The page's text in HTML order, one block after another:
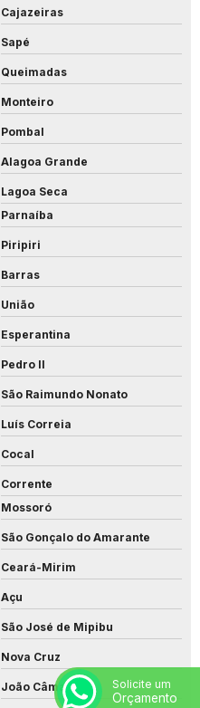
Cajazeiras
Sapé
Queimadas
Monteiro
Pombal
Alagoa Grande
Lagoa Seca
Parnaíba
Piripiri
Barras
União
Esperantina
Pedro II
São Raimundo Nonato
Luís Correia
Cocal
Corrente
Mossoró
São Gonçalo do Amarante
Ceará-Mirim
Açu
São José de Mipibu
Nova Cruz
João Câmara Solicite um
Orçamento